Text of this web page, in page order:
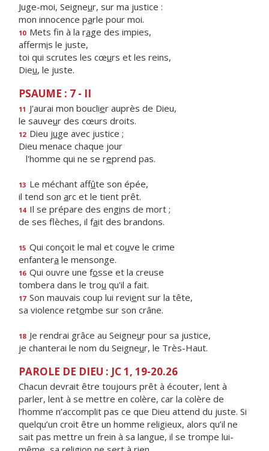
Juge-moi, Seigneur, sur ma justice :
mon innocence parle pour moi.
10 Mets fin à la rage des impies,
affermis le juste,
toi qui scrutes les cœurs et les reins,
Dieu, le juste.
PSAUME : 7 - II
11 J'aurai mon bouclier auprès de Dieu,
le sauveur des cœurs droits.
12 Dieu juge avec justice ;
Dieu menace chaque jour
l'homme qui ne se reprend pas.
13 Le méchant affûte son épée,
il tend son arc et le tient prêt.
14 Il se prépare des engins de mort ;
de ses flèches, il fait des brandons.
15 Qui conçoit le mal et couve le crime
enfantera le mensonge.
16 Qui ouvre une fosse et la creuse
tombera dans le trou qu'il a fait.
17 Son mauvais coup lui revient sur la tête,
sa violence retombe sur son crâne.
18 Je rendrai grâce au Seigneur pour sa justice,
je chanterai le nom du Seigneur, le Très-Haut.
PAROLE DE DIEU : JC 1, 19-20.26
Chacun devrait être toujours prêt à écouter, lent à
parler, lent à se mettre en colère, car la colère de
l’homme n’accomplit pas ce que Dieu attend du juste. Si
quelqu’un croit être un homme religieux, alors qu’il ne
sait pas mettre un frein à sa langue, il se trompe lui-